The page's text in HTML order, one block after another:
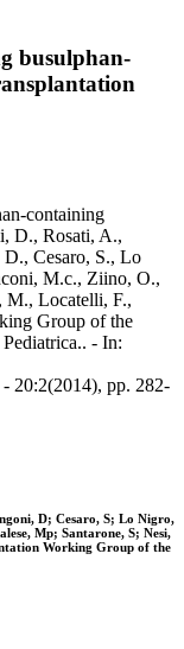
busulphan-
containing
D., Rosati, A.,
Cesaro, S., Lo
M.c., Ziino, O.,
M., Locatelli, F.,
Group of the
- In:
20:2(2014), pp. 282-
D; Cesaro, S; Lo Nigro,
Mp; Santarone, S; Nesi,
Working Group of the